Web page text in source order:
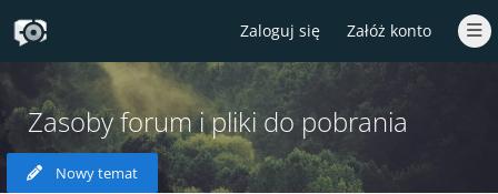
Zaloguj się Załóż konto
Zasoby forum i pliki do pobrania
Nowy temat